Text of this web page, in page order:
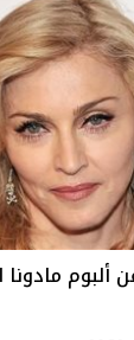
ألبوم